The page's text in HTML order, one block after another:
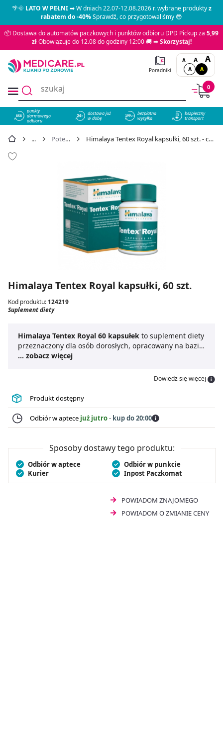
🌴🌞LATO W PEŁNI➡ W dniach 22.07-12.08.2026 r. wybrane produktyz
rabatem do -40%Sprawdź, co przygotowaliśmy 😎
📦 Dostawa do automatów paczkowych i punktów odbioru DPD Pickup za 5,99
złObowiązuje do 12.08 do godziny 12:00 🚚 ➡Skorzystaj!
Poradniki
A A A
A A
0
858
punkty
darmowego
odbioru
dostawa już
w dobę
bezpłatna
wysyłka
bezpieczny
transport
Potencja Himalaya Tentex Royal kapsułki, 60 szt. - cena 56,49 zł
Himalaya Tentex Royal kapsułki, 60 szt.
Kod produktu: 124219
Suplement diety
Himalaya Tentex Royal 60 kapsułek to suplement diety
przeznaczony dla osób dorosłych, opracowany na bazie
wyciągów roślinnych.
Asteracantha longifolia, Blepharis edulis oraz
buzdyganek naziemny
prawidłowej sprawności seksualnej, a jednocześnie
pomaga dbać o kondycję układu krążenia i prawidłowe
funkcjonowanie układu odpornościowego. Wyciąg z
emocjonalną i wspomaga erekcję. Zaleca się
przyjmowanie dwóch kapsułek około godzinę przed
snem. Suplement diety
Himalaya Tentex Royal 60
kapsułek nie powinien być stosowany przez osoby
poniżej 18. roku życia.
... zobacz więcej
Dowiedz się więcej
Produkt dostępny
Odbiór w aptece już jutro- kup do 20:00
Sposoby dostawy tego produktu:
Odbiór w aptece
Odbiór w punkcie
Kurier
Inpost Paczkomat
POWIADOM ZNAJOMEGO
POWIADOM O ZMIANIE CENY